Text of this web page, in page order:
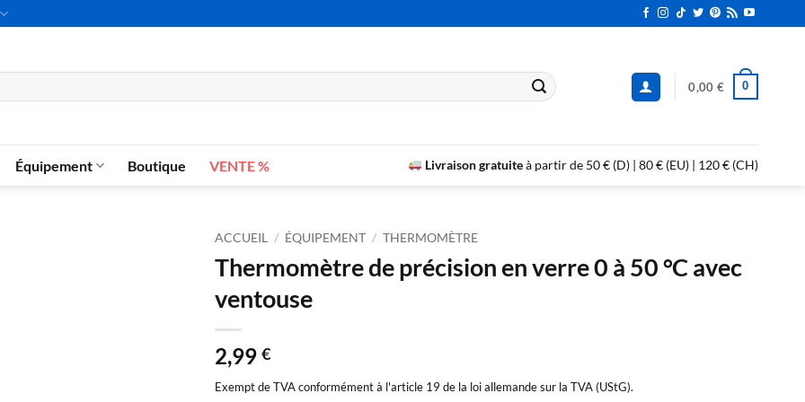
0,00 € 0
Équipement Boutique VENTE % Livraison gratuiteà partir de 50 € (D) | 80 € (EU) | 120 € (CH)
ACCUEIL / ÉQUIPEMENT / THERMOMÈTRE
Thermomètre de précision en verre 0 à 50 °C avec
ventouse
2,99 €
Exempt de TVA conformément à l'article 19 de la loi allemande sur la TVA (UStG).